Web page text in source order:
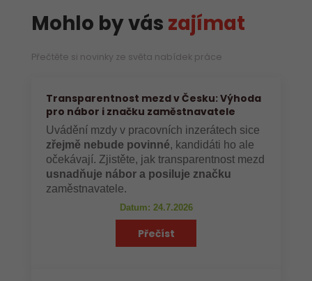
Mohlo by vás zajímat
Přečtěte si novinky ze světa nabídek práce
Transparentnost mezd v Česku: Výhoda
pro nábor i značku zaměstnavatele
Uvádění mzdy v pracovních inzerátech sice
zřejmě nebude povinné, kandidáti ho ale
očekávají. Zjistěte, jak transparentnost mezd
usnadňuje nábor a posiluje značku
zaměstnavatele.
Datum: 24.7.2026
Přečíst